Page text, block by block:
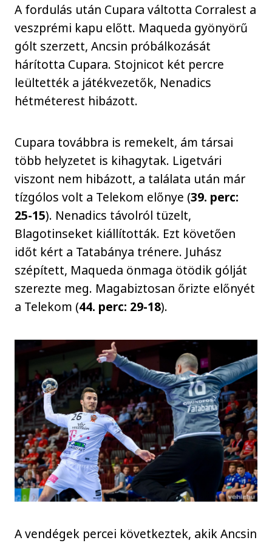
A fordulás után Cupara váltotta Corralest a
veszprémi kapu előtt. Maqueda gyönyörű
gólt szerzett, Ancsin próbálkozását
hárította Cupara. Stojnicot két percre
leültették a játékvezetők, Nenadics
hétméterest hibázott.
Cupara továbbra is remekelt, ám társai
több helyzetet is kihagytak. Ligetvári
viszont nem hibázott, a találata után már
tízgólos volt a Telekom előnye (39. perc:
25-15). Nenadics távolról tüzelt,
Blagotinseket kiállították. Ezt követően
időt kért a Tatabánya trénere. Juhász
szépített, Maqueda önmaga ötödik gólját
szerezte meg. Magabiztosan őrizte előnyét
a Telekom (44. perc: 29-18).
A vendégek percei következtek, akik Ancsin